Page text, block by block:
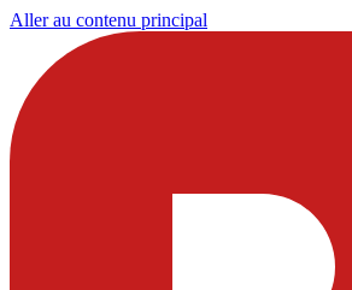
Aller au contenu principal